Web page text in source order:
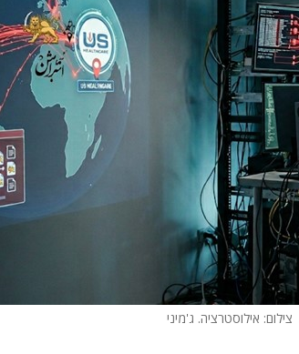
צילום: אילוסטרציה. ג'מיני